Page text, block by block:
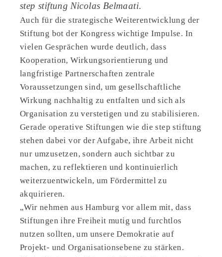
step stiftung Nicolas Belmaati.
Auch für die strategische Weiterentwicklung der
Stiftung bot der Kongress wichtige Impulse. In
vielen Gesprächen wurde deutlich, dass
Kooperation, Wirkungsorientierung und
langfristige Partnerschaften zentrale
Voraussetzungen sind, um gesellschaftliche
Wirkung nachhaltig zu entfalten und sich als
Organisation zu verstetigen und zu stabilisieren.
Gerade operative Stiftungen wie die step stiftung
stehen dabei vor der Aufgabe, ihre Arbeit nicht
nur umzusetzen, sondern auch sichtbar zu
machen, zu reflektieren und kontinuierlich
weiterzuentwickeln, um Fördermittel zu
akquirieren.
„Wir nehmen aus Hamburg vor allem mit, dass
Stiftungen ihre Freiheit mutig und furchtlos
nutzen sollten, um unsere Demokratie auf
Projekt- und Organisationsebene zu stärken.